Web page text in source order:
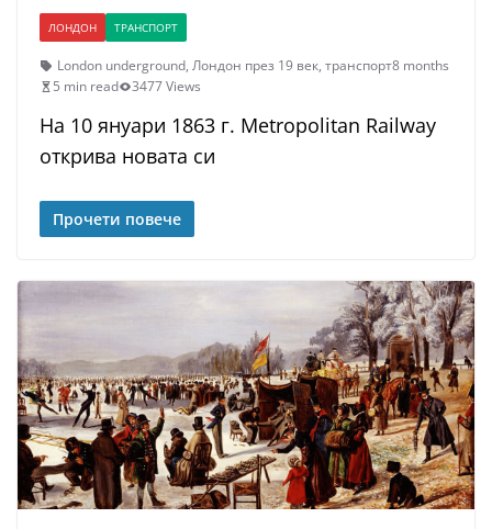
ЛОНДОН ТРАНСПОРТ
London underground, Лондон през 19 век, транспорт8 months
5 min read
3477 Views
На 10 януари 1863 г. Metropolitan Railway
открива новата си
Прочети повече